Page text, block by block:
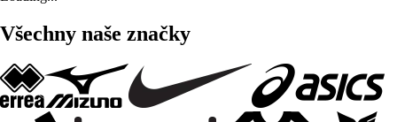
Všechny naše značky